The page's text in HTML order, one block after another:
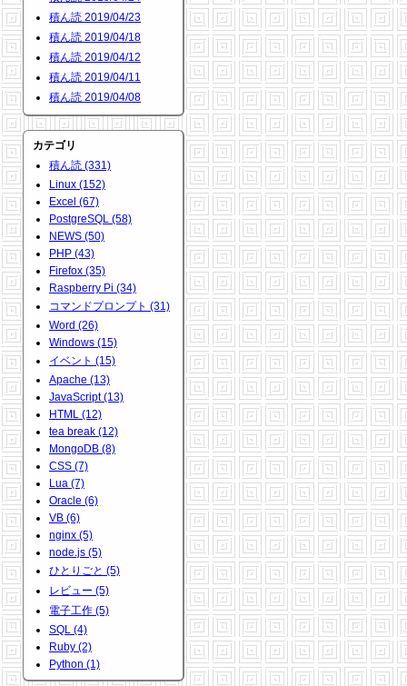
積ん読 2019/04/23
積ん読 2019/04/18
積ん読 2019/04/12
積ん読 2019/04/11
積ん読 2019/04/08
カテゴリ
積ん読 (331)
Linux (152)
Excel (67)
PostgreSQL (58)
NEWS (50)
PHP (43)
Firefox (35)
Raspberry Pi (34)
コマンドプロンプト (31)
Word (26)
Windows (15)
イベント (15)
Apache (13)
JavaScript (13)
HTML (12)
tea break (12)
MongoDB (8)
CSS (7)
Lua (7)
Oracle (6)
VB (6)
nginx (5)
node.js (5)
ひとりごと (5)
レビュー (5)
電子工作 (5)
SQL (4)
Ruby (2)
Python (1)